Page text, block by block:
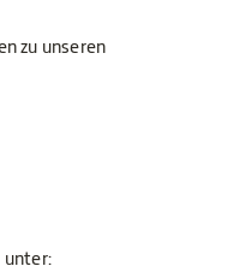
zu unseren
unter: